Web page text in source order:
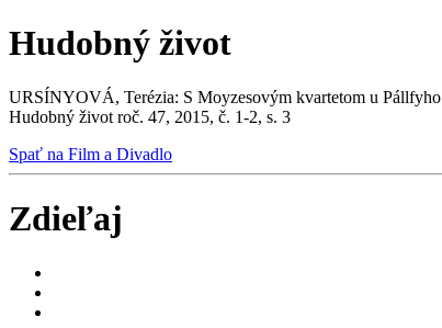
Hudobný život
URSÍNYOVÁ, Terézia: S Moyzesovým kvartetom u Pállfyho
Hudobný život roč. 47, 2015, č. 1-2, s. 3
Spať na Film a Divadlo
Zdieľaj